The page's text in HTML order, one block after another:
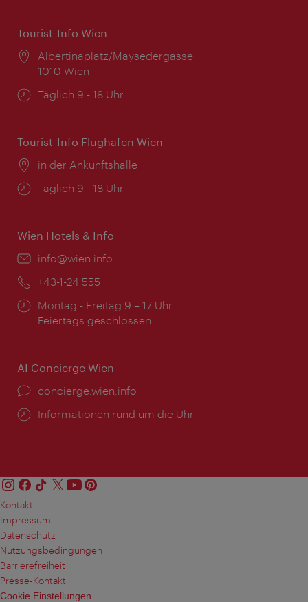
Tourist-Info Wien
Ort:
Albertinaplatz/Maysedergasse
1010 Wien
Öffnungszeiten:
Täglich 9 - 18 Uhr
Tourist-Info Flughafen Wien
Ort:
in der Ankunftshalle
Öffnungszeiten:
Täglich 9 - 18 Uhr
Wien Hotels & Info
Email:
info@wien.info
Telefon:
+43-1-24 555
Öffnungszeiten:
Montag - Freitag 9 – 17 Uhr
Feiertags geschlossen
AI Concierge Wien
Ort:
concierge.wien.info
Öffnungszeiten:
Informationen rund um die Uhr
Kontakt
Impressum
Datenschutz
Nutzungsbedingungen
Barrierefreiheit
Presse-Kontakt
Cookie Einstellungen